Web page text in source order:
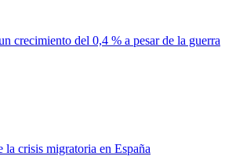
crecimiento del 0,4 % a pesar de la guerra
la crisis migratoria en España